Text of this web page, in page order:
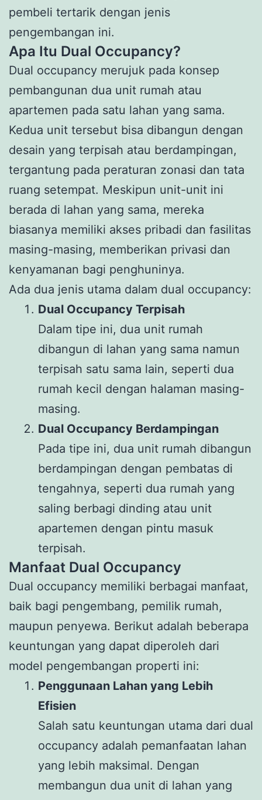
pembeli tertarik dengan jenis
pengembangan ini.
Apa Itu Dual Occupancy?
Dual occupancy merujuk pada konsep
pembangunan dua unit rumah atau
apartemen pada satu lahan yang sama.
Kedua unit tersebut bisa dibangun dengan
desain yang terpisah atau berdampingan,
tergantung pada peraturan zonasi dan tata
ruang setempat. Meskipun unit-unit ini
berada di lahan yang sama, mereka
biasanya memiliki akses pribadi dan fasilitas
masing-masing, memberikan privasi dan
kenyamanan bagi penghuninya.
Ada dua jenis utama dalam dual occupancy:
Dual Occupancy Terpisah
Dalam tipe ini, dua unit rumah
dibangun di lahan yang sama namun
terpisah satu sama lain, seperti dua
rumah kecil dengan halaman masing-
masing.
Dual Occupancy Berdampingan
Pada tipe ini, dua unit rumah dibangun
berdampingan dengan pembatas di
tengahnya, seperti dua rumah yang
saling berbagi dinding atau unit
apartemen dengan pintu masuk
terpisah.
Manfaat Dual Occupancy
Dual occupancy memiliki berbagai manfaat,
baik bagi pengembang, pemilik rumah,
maupun penyewa. Berikut adalah beberapa
keuntungan yang dapat diperoleh dari
model pengembangan properti ini:
Penggunaan Lahan yang Lebih
Efisien
Salah satu keuntungan utama dari dual
occupancy adalah pemanfaatan lahan
yang lebih maksimal. Dengan
membangun dua unit di lahan yang